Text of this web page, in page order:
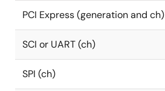
PCI Express (generation and ch)
SCI or UART (ch)
SPI (ch)